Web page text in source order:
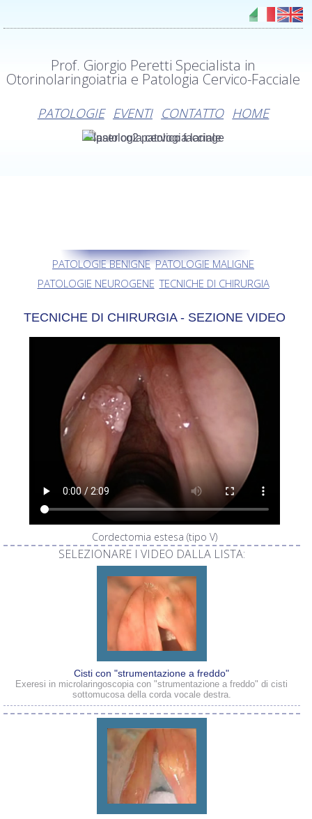
Prof. Giorgio Peretti Specialista in
Otorinolaringoiatria e Patologia Cervico-Facciale
PATOLOGIE EVENTI CONTATTO HOME
PATOLOGIE BENIGNE PATOLOGIE MALIGNE
PATOLOGIE NEUROGENE TECNICHE DI CHIRURGIA
TECNICHE DI CHIRURGIA - SEZIONE VIDEO
Cordectomia estesa (tipo V)
SELEZIONARE I VIDEO DALLA LISTA:
Cisti con "strumentazione a freddo"
Exeresi in microlaringoscopia con "strumentazione a freddo" di cisti
sottomucosa della corda vocale destra.